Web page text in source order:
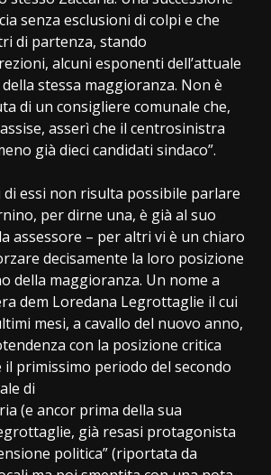
senza esclusioni di colpi e che
di partenza, stando
alcuni esponenti dell’attuale
stessa maggioranza. Non è
di un consigliere comunale che,
asserì che il centrosinistra
già dieci candidati sindaco”.
di essi non risulta possibile parlare
per dirne una, è già al suo
assessore – per altri vi è un chiaro
decisamente la loro posizione
della maggioranza. Un nome a
dem Loredana Legrottaglie il cui
mesi, a cavallo del nuovo anno,
con la posizione critica
primissimo periodo del secondo
di
(e ancor prima della sua
già resasi protagonista
politica” (riportata da